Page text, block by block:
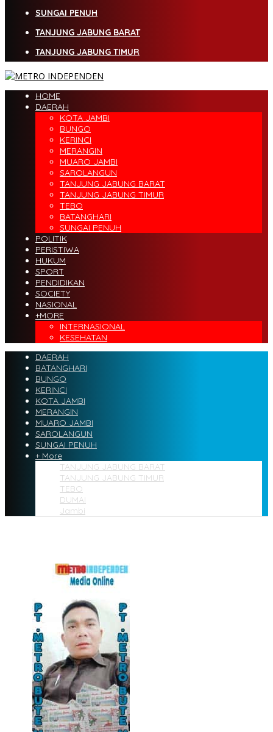
SUNGAI PENUH
TANJUNG JABUNG BARAT
TANJUNG JABUNG TIMUR
HOME
DAERAH
KOTA JAMBI
BUNGO
KERINCI
MERANGIN
MUARO JAMBI
SAROLANGUN
TANJUNG JABUNG BARAT
TANJUNG JABUNG TIMUR
TEBO
BATANGHARI
SUNGAI PENUH
POLITIK
PERISTIWA
HUKUM
SPORT
PENDIDIKAN
SOCIETY
NASIONAL
+MORE
INTERNASIONAL
KESEHATAN
DAERAH
BATANGHARI
BUNGO
KERINCI
KOTA JAMBI
MERANGIN
MUARO JAMBI
SAROLANGUN
SUNGAI PENUH
+ More
TANJUNG JABUNG BARAT
TANJUNG JABUNG TIMUR
TEBO
DUMAI
Jambi